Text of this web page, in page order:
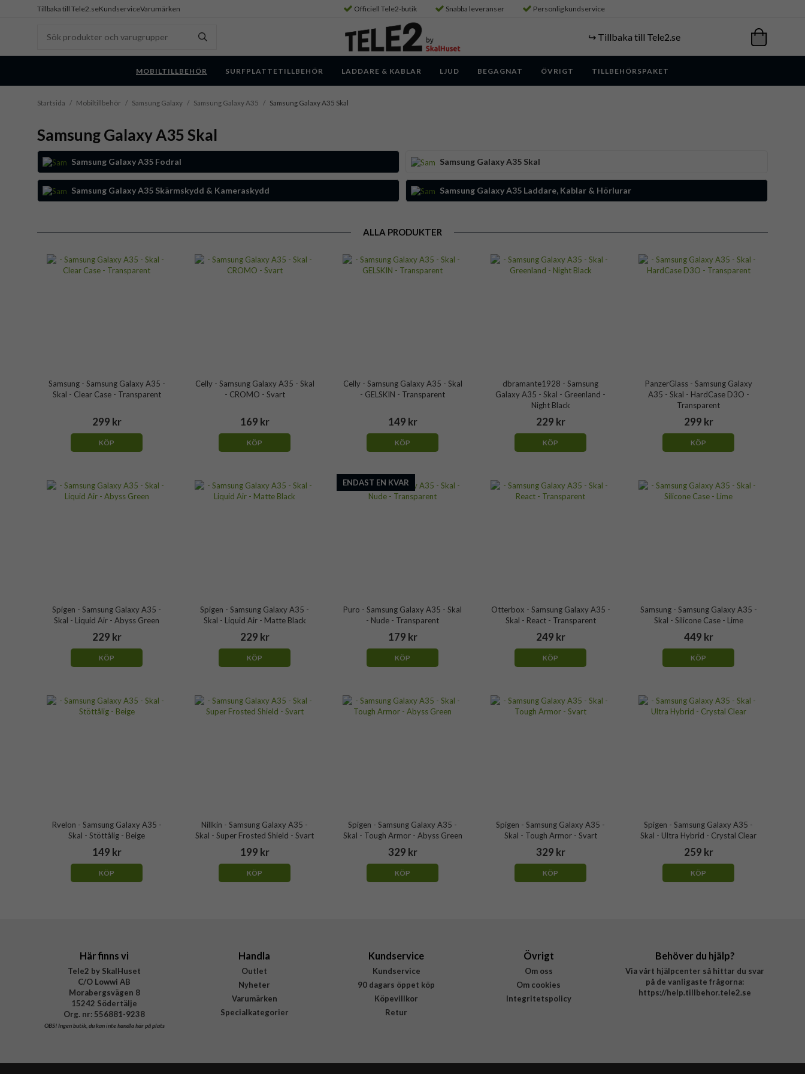
Tillbaka till Tele2.seKundserviceVarumärken Officiell Tele2-butik Snabba leveranser Personlig kundservice
↪️ Tillbaka till Tele2.se
MOBILTILLBEHÖR SURFPLATTETILLBEHÖR LADDARE & KABLAR LJUD BEGAGNAT ÖVRIGT TILLBEHÖRSPAKET
Startsida / Mobiltillbehör / Samsung Galaxy / Samsung Galaxy A35 / Samsung Galaxy A35 Skal
Samsung Galaxy A35 Skal
Samsung Galaxy A35 Fodral Samsung Galaxy A35 Skal
Samsung Galaxy A35 Skärmskydd & Kameraskydd Samsung Galaxy A35 Laddare, Kablar & Hörlurar
ALLA PRODUKTER
Samsung - Samsung Galaxy A35 -
Skal - Clear Case - Transparent
299 kr
KÖP
Celly - Samsung Galaxy A35 - Skal
- CROMO - Svart
169 kr
KÖP
Celly - Samsung Galaxy A35 - Skal
- GELSKIN - Transparent
149 kr
KÖP
dbramante1928 - Samsung
Galaxy A35 - Skal - Greenland -
Night Black
229 kr
KÖP
PanzerGlass - Samsung Galaxy
A35 - Skal - HardCase D3O -
Transparent
299 kr
KÖP
Spigen - Samsung Galaxy A35 -
Skal - Liquid Air - Abyss Green
229 kr
KÖP
Spigen - Samsung Galaxy A35 -
Skal - Liquid Air - Matte Black
229 kr
KÖP
ENDAST EN KVAR
Puro - Samsung Galaxy A35 - Skal
- Nude - Transparent
179 kr
KÖP
Otterbox - Samsung Galaxy A35 -
Skal - React - Transparent
249 kr
KÖP
Samsung - Samsung Galaxy A35 -
Skal - Silicone Case - Lime
449 kr
KÖP
Rvelon - Samsung Galaxy A35 -
Skal - Stöttålig - Beige
149 kr
KÖP
Nillkin - Samsung Galaxy A35 -
Skal - Super Frosted Shield - Svart
199 kr
KÖP
Spigen - Samsung Galaxy A35 -
Skal - Tough Armor - Abyss Green
329 kr
KÖP
Spigen - Samsung Galaxy A35 -
Skal - Tough Armor - Svart
329 kr
KÖP
Spigen - Samsung Galaxy A35 -
Skal - Ultra Hybrid - Crystal Clear
259 kr
KÖP
Här finns vi
Tele2 by SkalHuset
C/O Lowwi AB
Morabergsvägen 8
15242 Södertälje
Org. nr: 556881-9238
OBS!Ingen butik, du kan inte handla här på plats
Handla
Outlet
Nyheter
Varumärken
Specialkategorier
Kundservice
Kundservice
90 dagars öppet köp
Köpevillkor
Retur
Övrigt
Om oss
Om cookies
Integritetspolicy
Behöver du hjälp?
Via vårt hjälpcenter så hittar du svar
på de vanligaste frågorna:
https://help.tillbehor.tele2.se